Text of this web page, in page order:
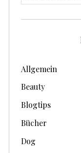
r
c
e
Allgemein
Beauty
Blogtips
Bücher
Dog